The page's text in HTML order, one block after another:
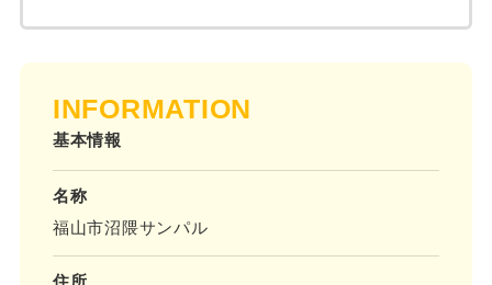
INFORMATION
基本情報
名称
福山市沼隈サンパル